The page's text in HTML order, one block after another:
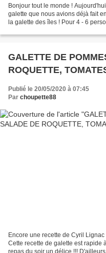
Bonjour tout le monde !
galette que nous avions déjà fait
la galette des îles ! Pour 4 - 6
GALETTE DE
ROQUETTE,
Publié le 20/05/2020 à 07:45
Par choupette88
Encore une recette de Cyril
Cette recette de galette est rapide
repas du soir un délice !!!